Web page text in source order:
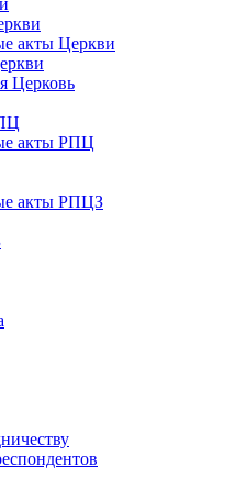
акты Церкви
Церковь
акты РПЦ
акты РПЦЗ